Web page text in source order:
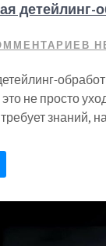
детейлинг-
не просто
знаний,